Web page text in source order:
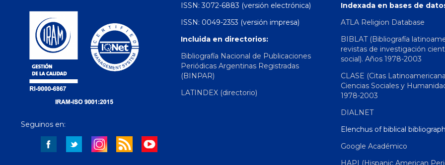
Seguinos en:
ISSN: 3072-6883 (versión electrónica)
ISSN: 0049-2353 (versión impresa)
Incluida en directorios:
Bibliografía Nacional de Publicaciones
Periódicas Argentinas Registradas
(BINPAR)
LATINDEX (directorio)
Indexada en bases de
ATLA Religion Database
BIBLAT (Bibliografía
revistas de investigación
social). Años 1978-2003
CLASE (Citas
Ciencias Sociales y
1978-2003
DIALNET
Elenchus of biblical
Google Académico
HAPI (Hispanic American